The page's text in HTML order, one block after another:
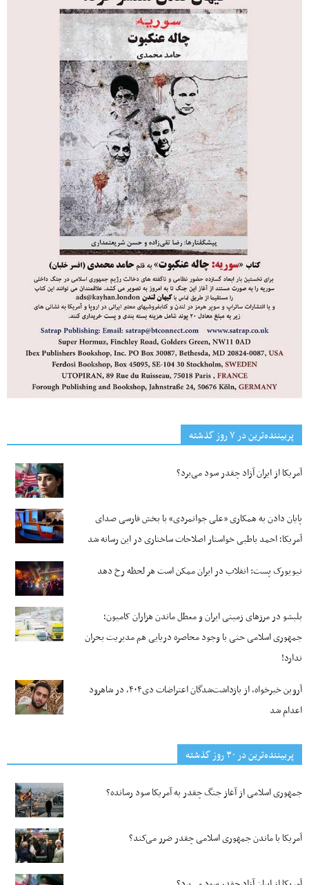
پربیننده‌ترین‌ در ۷ روز گذشته
آمریکا از ایران آزاد چقدر سود می‌برد؟
پایان دادن به همکاری «علی جوانمردی» با بخش فارسی صدای
آمریکا؛ احمد باطبی خواستار اصلاحات ساختاری در این رسانه شد
نیویورک پست: انقلاب در ایران ممکن است هر لحظه رخ دهد
بلبشو در مرزهای زمینی ایران و معطل ماندن هزاران کامیون؛
جمهوری اسلامی حتی با وجود محاصره دریایی هم مدیریت بحران
ندارد!
آروین خیرخواه، از بازداشت‌شدگان اعتراضات دی۴۰۴، در شاهرود
اعدام شد
پربیننده‌ترین‌ در ۳۰ روز گذشته
جمهوری اسلامی از آغاز جنگ چقدر به آمریکا سود رسانده؟
آمریکا با ماندن جمهوری اسلامی چقدر ضرر می‌کند؟